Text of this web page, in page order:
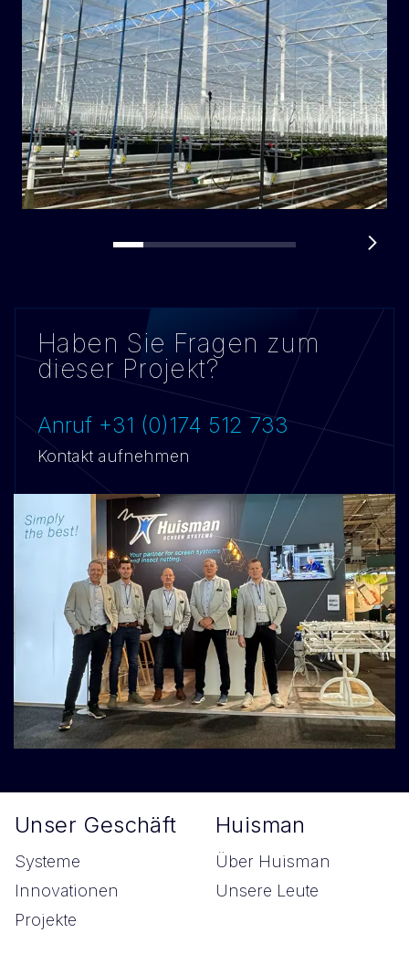
Haben Sie Fragen zum
dieser Projekt?
Anruf +31 (0)174 512 733
Kontakt aufnehmen
Unser Geschäft
Systeme
Innovationen
Projekte
Huisman
Über Huisman
Unsere Leute